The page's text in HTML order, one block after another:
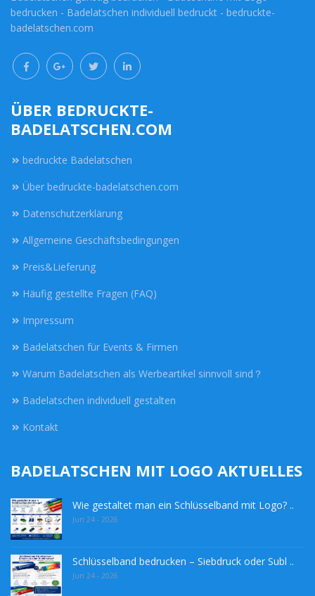
bedrucken - Badelatschen individuell bedruckt - bedruckte-
badelatschen.com
ÜBER BEDRUCKTE-
BADELATSCHEN.COM
bedruckte Badelatschen
Über bedruckte-badelatschen.com
Datenschutzerklärung
Allgemeine Geschäftsbedingungen
Preis&Lieferung
Häufig gestellte Fragen (FAQ)
Impressum
Badelatschen für Events & Firmen
Warum Badelatschen als Werbeartikel sinnvoll sind？
Badelatschen individuell gestalten
Kontakt
BADELATSCHEN MIT LOGO AKTUELLES
Wie gestaltet man ein Schlüsselband mit Logo? ..
Jun 24 - 2026
Schlüsselband bedrucken – Siebdruck oder Subl ..
Jun 24 - 2026